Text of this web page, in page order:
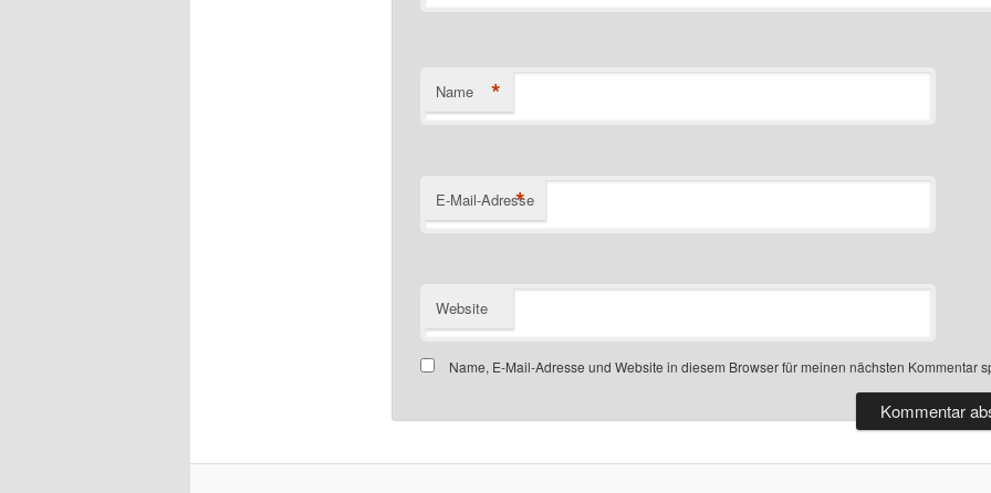
Name *
E-Mail-Adresse
*
Website
Name, E-Mail-Adresse und Website in diesem Browser für meinen nächsten Kommentar